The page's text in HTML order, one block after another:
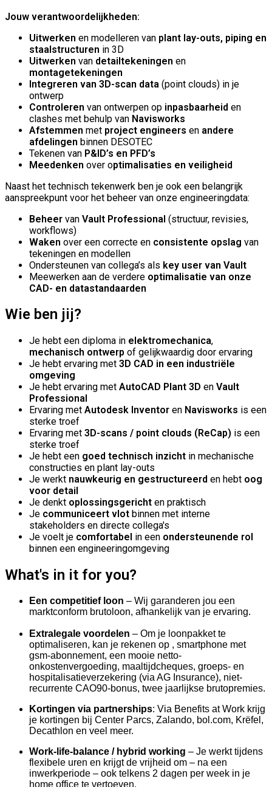
Jouw verantwoordelijkheden:
Uitwerken en modelleren van plant lay-outs, piping en
staalstructuren in 3D
Uitwerken van detailtekeningen en
montagetekeningen
Integreren van 3D-scan data (point clouds) in je
ontwerp
Controleren van ontwerpen op inpasbaarheid en
clashes met behulp van Navisworks
Afstemmen met project engineers en andere
afdelingen binnen DESOTEC
Tekenen van P&ID’s en PFD’s
Meedenken over optimalisaties en veiligheid
Naast het technisch tekenwerk ben je ook een belangrijk
aanspreekpunt voor het beheer van onze engineeringdata:
Beheer van Vault Professional (structuur, revisies,
workflows)
Waken over een correcte en consistente opslag van
tekeningen en modellen
Ondersteunen van collega’s als key user van Vault
Meewerken aan de verdere optimalisatie van onze
CAD- en datastandaarden
Wie ben jij?
Je hebt een diploma in elektromechanica,
mechanisch ontwerp of gelijkwaardig door ervaring
Je hebt ervaring met 3D CAD in een industriële
omgeving
Je hebt ervaring met AutoCAD Plant 3D en Vault
Professional
Ervaring met Autodesk Inventor en Navisworks is een
sterke troef
Ervaring met 3D-scans / point clouds (ReCap) is een
sterke troef
Je hebt een goed technisch inzicht in mechanische
constructies en plant lay-outs
Je werkt nauwkeurig en gestructureerd en hebt oog
voor detail
Je denkt oplossingsgericht en praktisch
Je communiceert vlot binnen met interne
stakeholders en directe collega's
Je voelt je comfortabel in een ondersteunende rol
binnen een engineeringomgeving
What's in it for you?
Een competitief loon – Wij garanderen jou een
marktconform brutoloon, afhankelijk van je ervaring.
Extralegale voordelen – Om je loonpakket te
optimaliseren, kan je rekenen op , smartphone met
gsm-abonnement, een mooie netto-
onkostenvergoeding, maaltijdcheques, groeps- en
hospitalisatieverzekering (via AG Insurance), niet-
recurrente CAO90-bonus, twee jaarlijkse brutopremies.
Kortingen via partnerships: Via Benefits at Work krijg
je kortingen bij Center Parcs, Zalando, bol.com, Krëfel,
Decathlon en veel meer.
Work-life-balance / hybrid working – Je werkt tijdens
flexibele uren en krijgt de vrijheid om – na een
inwerkperiode – ook telkens 2 dagen per week in je
home office te vertoeven.